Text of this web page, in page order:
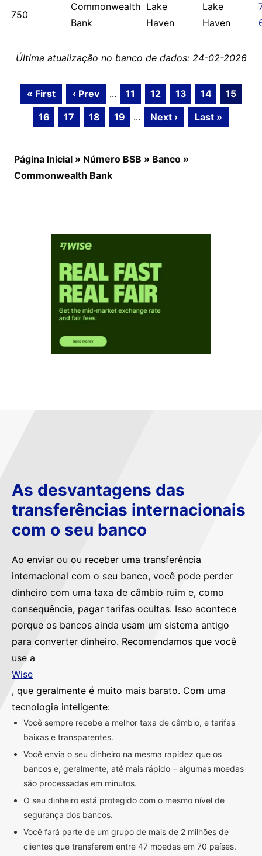
750
Commonwealth
Bank
Lake
Haven
Lake
Haven
Última atualização no banco de dados: 24-02-2026
« First ‹ Prev ... 11 12 13 14
15
16
17 18 19 ... Next › Last »
Página Inicial » Número BSB » Banco »
Commonwealth Bank
As desvantagens das
transferências internacionais
com o seu banco
Ao enviar ou ou receber uma transferência
internacional com o seu banco, você pode perder
dinheiro com uma taxa de câmbio ruim e, como
consequência, pagar tarifas ocultas. Isso acontece
porque os bancos ainda usam um sistema antigo
para converter dinheiro. Recomendamos que você
use a
Wise
, que geralmente é muito mais barato. Com uma
tecnologia inteligente:
Você sempre recebe a melhor taxa de câmbio, e tarifas
baixas e transparentes.
Você envia o seu dinheiro na mesma rapidez que os
bancos e, geralmente, até mais rápido – algumas moedas
são processadas em minutos.
O seu dinheiro está protegido com o mesmo nível de
segurança dos bancos.
Você fará parte de um grupo de mais de 2 milhões de
clientes que transferem entre 47 moedas em 70 países.